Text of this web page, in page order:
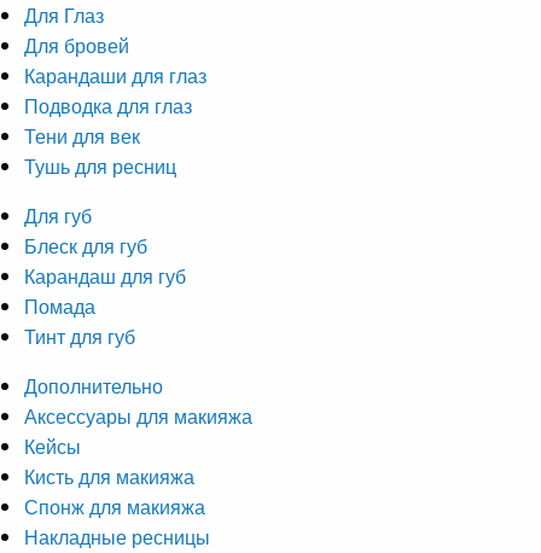
Для Глаз
Для бровей
Карандаши для глаз
Подводка для глаз
Тени для век
Тушь для ресниц
Для губ
Блеск для губ
Карандаш для губ
Помада
Тинт для губ
Дополнительно
Аксессуары для макияжа
Кейсы
Кисть для макияжа
Спонж для макияжа
Накладные ресницы